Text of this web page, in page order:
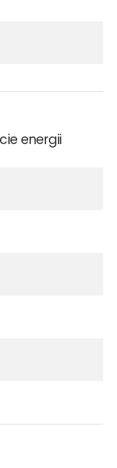
energii